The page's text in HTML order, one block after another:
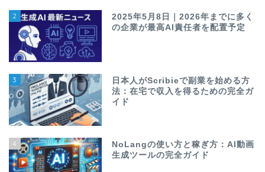
2
2025年5月8日｜2026年までに多く
の企業が最高AI責任者を配置予定
3
日本人がScribieで副業を始める方
法：在宅で収入を得るための完全ガ
イド
4
NoLangの使い方と稼ぎ方：AI動画
生成ツールの完全ガイド